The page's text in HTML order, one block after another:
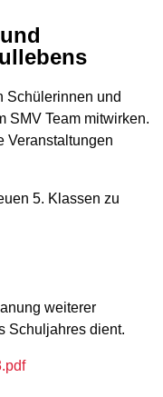
Schülerinnen und
SMV Team mitwirken.
Veranstaltungen
5. Klassen zu
weiterer
Schuljahres dient.